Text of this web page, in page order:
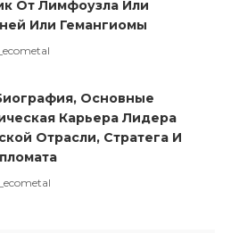
От Лимфоузла Или
Или Гемангиомы
Основные
Карьера Лидера
Отрасли, Стратега И